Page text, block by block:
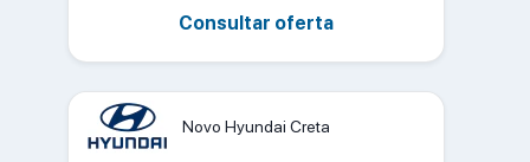
Consultar oferta
Novo Hyundai Creta